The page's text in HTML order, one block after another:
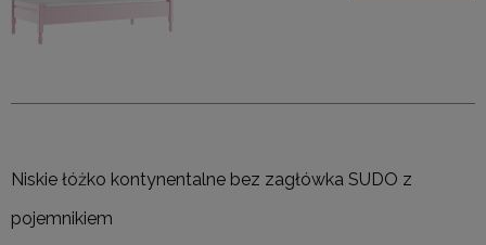
Niskie łóżko kontynentalne bez zagłówka SUDO z
pojemnikiem